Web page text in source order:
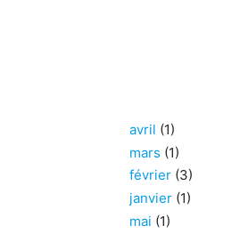
avril (1)
mars (1)
février (3)
janvier (1)
mai (1)